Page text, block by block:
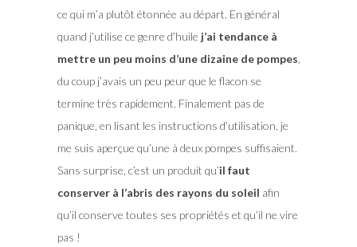
ce qui m’a plutôt étonnée au départ. En général
quand j’utilise ce genre d’huile j’ai tendance à
mettre un peu moins d’une dizaine de pompes,
du coup j’avais un peu peur que le flacon se
termine très rapidement. Finalement pas de
panique, en lisant les instructions d’utilisation, je
me suis aperçue qu’une à deux pompes suffisaient.
Sans surprise, c’est un produit qu’il faut
conserver à l’abris des rayons du soleil afin
qu’il conserve toutes ses propriétés et qu’il ne vire
pas !